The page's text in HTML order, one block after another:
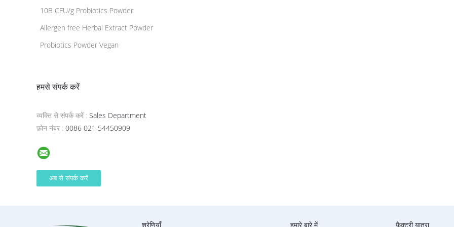
10B CFU/g Probiotics Powder
Allergen free Herbal Extract Powder
Probiotics Powder Vegan
हमसे संपर्क करें
व्यक्ति से संपर्क करें : Sales Department
फ़ोन नंबर : 0086 021 54450909
श्रेणियाँ हमारे बारे में फैक्टरी यात्रा